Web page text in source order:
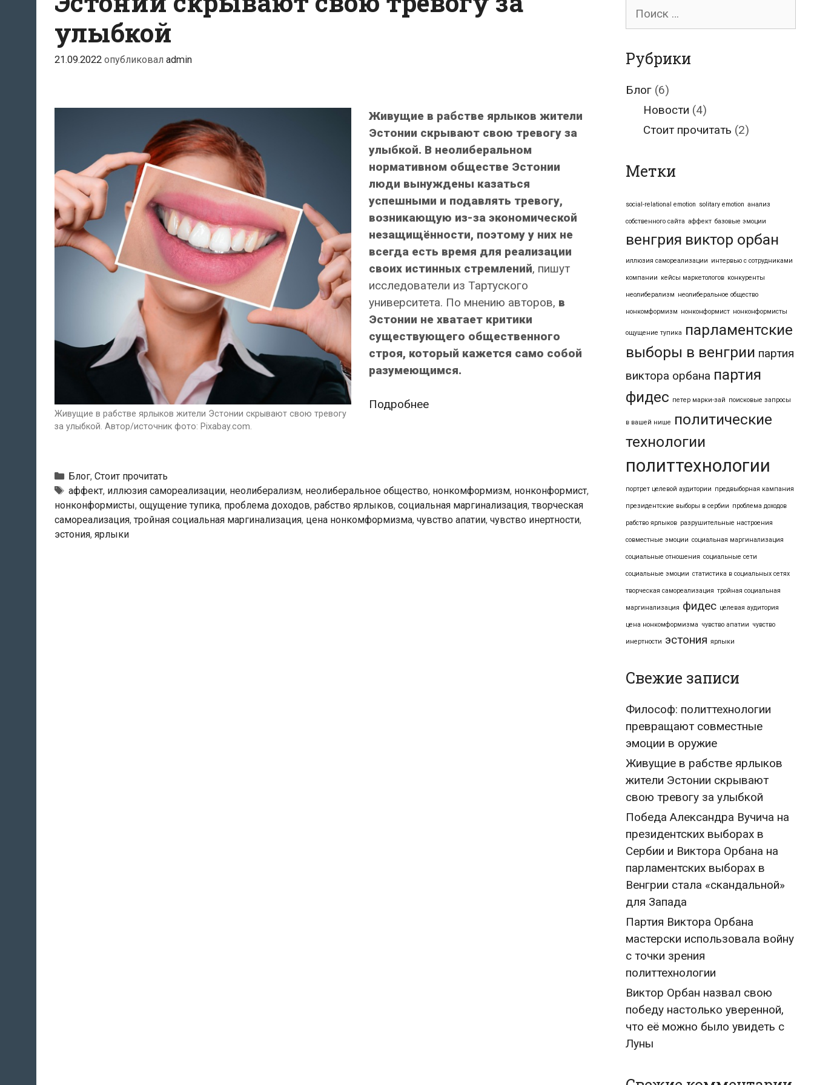
улыбкой
21.09.2022 опубликовал admin
Живущие в рабстве ярлыков жители Эстонии скрывают свою тревогу
за улыбкой. Автор/источник фото: Pixabay.com.
Живущие в рабстве ярлыков жители
Эстонии скрывают свою тревогу за
улыбкой. В неолиберальном
нормативном обществе Эстонии
люди вынуждены казаться
успешными и подавлять тревогу,
возникающую из-за экономической
незащищённости, поэтому у них не
всегда есть время для реализации
своих истинных стремлений, пишут
исследователи из Тартуского
университета. По мнению авторов, в
Эстонии не хватает критики
существующего общественного
строя, который кажется само собой
разумеющимся.
ПодробнееЖивущие
Эстонии
скрывают
свою
Рубрики
Блог, Стоит прочитать
Метки
аффект, иллюзия самореализации, неолиберализм, неолиберальное общество, нонкомформизм, нонконформист,
нонконформисты, ощущение тупика, проблема доходов, рабство ярлыков, социальная маргинализация,творческая
самореализация,тройная социальная маргинализация, цена нонкомформизма, чувство апатии, чувство инертности,
эстония, ярлыки
Поиск
Рубрики
Блог (6)
Новости (4)
Стоит прочитать (2)
Метки
social-relational emotion solitary emotion анализ
собственного сайта аффект базовые эмоции
венгрия виктор орбан
иллюзия самореализации интервью с сотрудниками
компании кейсы маркетологов конкуренты
неолиберализм неолиберальное общество
нонкомформизм нонконформист нонконформисты
ощущение тупика
парламентские
выборы в венгрии партия
виктора орбана партия
фидес петер марки-зай поисковые запросы
в вашей нише
политические
технологии
политтехнологии
портрет целевой аудитории предвыборная кампания
президентские выборы в сербии проблема доходов
рабство ярлыков разрушительные настроения
совместные эмоции социальная маргинализация
социальные отношения социальные сети
социальные эмоции статистика в социальных сетях
творческая самореализация тройная социальная
маргинализация фидес целевая аудитория
цена нонкомформизма чувство апатии чувство
инертности эстония ярлыки
Свежие записи
Философ: политтехнологии
превращают совместные
эмоции в оружие
Живущие в рабстве ярлыков
жители Эстонии скрывают
свою тревогу за улыбкой
Победа Александра Вучича на
президентских выборах в
Сербии и Виктора Орбана на
парламентских выборах в
Венгрии стала «скандальной»
для Запада
Партия Виктора Орбана
мастерски использовала войну
с точки зрения
политтехнологии
Виктор Орбан назвал свою
победу настолько уверенной,
что её можно было увидеть с
Луны